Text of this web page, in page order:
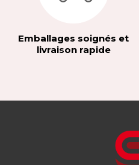
Emballages soignés et
livraison rapide